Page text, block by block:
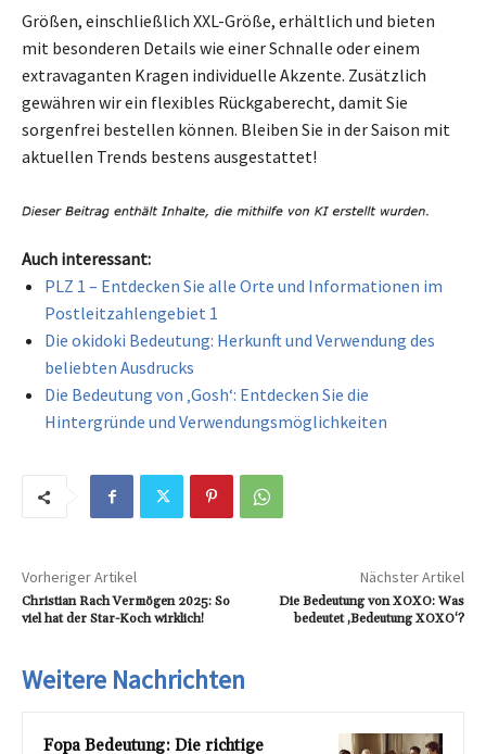
Größen, einschließlich XXL-Größe, erhältlich und bieten
mit besonderen Details wie einer Schnalle oder einem
extravaganten Kragen individuelle Akzente. Zusätzlich
gewähren wir ein flexibles Rückgaberecht, damit Sie
sorgenfrei bestellen können. Bleiben Sie in der Saison mit
aktuellen Trends bestens ausgestattet!
Auch interessant:
PLZ 1 – Entdecken Sie alle Orte und Informationen im
Postleitzahlengebiet 1
Die okidoki Bedeutung: Herkunft und Verwendung des
beliebten Ausdrucks
Die Bedeutung von ‚Gosh‘: Entdecken Sie die
Hintergründe und Verwendungsmöglichkeiten
Vorheriger Artikel
Christian Rach Vermögen 2025: So
viel hat der Star-Koch wirklich!
Nächster Artikel
Die Bedeutung von XOXO: Was
bedeutet ‚Bedeutung XOXO‘?
Weitere Nachrichten
Fopa Bedeutung: Die richtige